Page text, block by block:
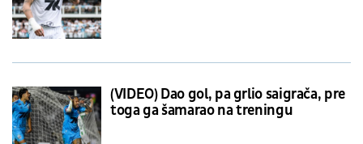
(VIDEO) Dao gol, pa grlio saigrača, pre
toga ga šamarao na treningu